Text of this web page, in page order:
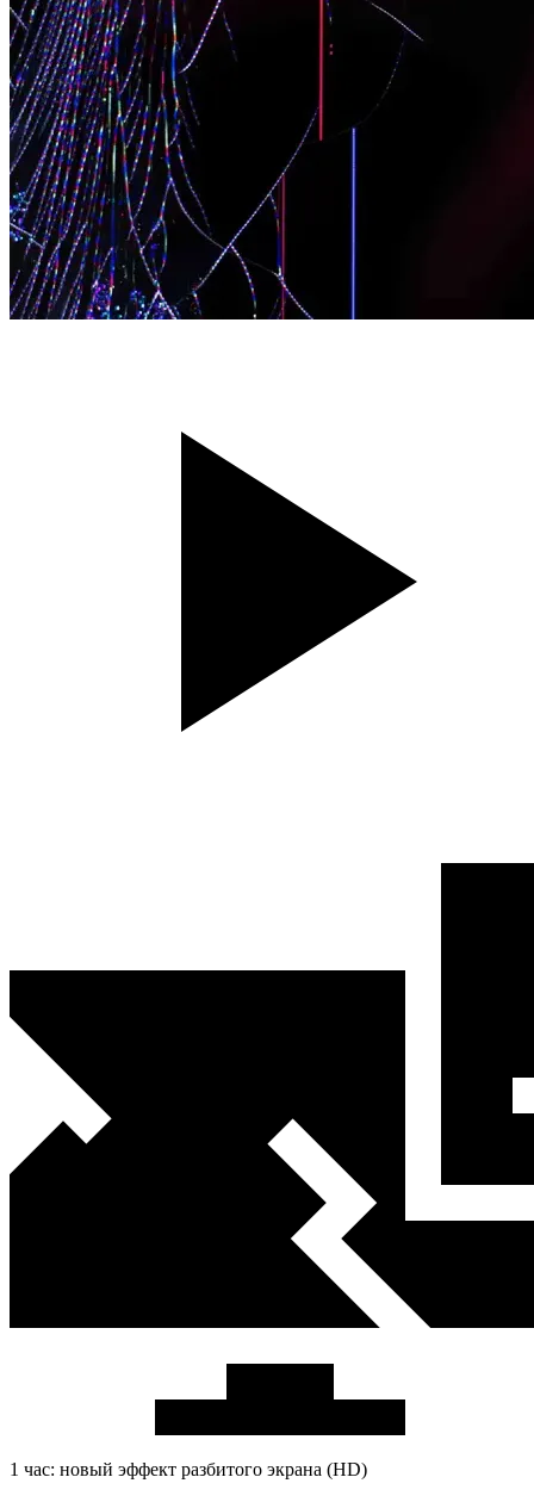
1 час: новый эффект разбитого экрана (HD)